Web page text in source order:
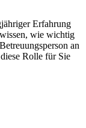
Erfahrung
wie wichtig
an
Rolle für Sie